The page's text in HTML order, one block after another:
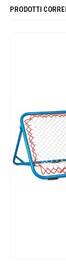
PRODOTTI